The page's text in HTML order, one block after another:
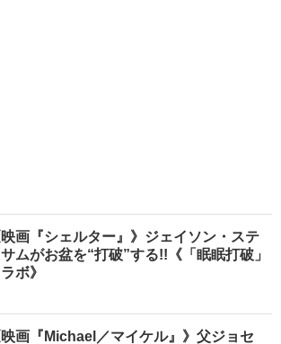
映画『シェルター』》ジェイソン・ステ
ムがお盆を“打破”する!!《「眠眠打破」
ボ》
映画『Michael／マイケル』》父ジョセ